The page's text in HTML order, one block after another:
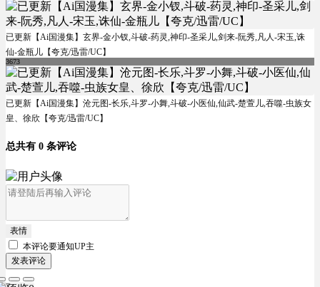
已更新【Ai国漫集】玄界-金小钗,斗破-药灵,神印-圣采儿,剑来-阮秀,凡人-宋玉,诛
仙-金瓶儿【夸克/迅雷/UC】
3673
已更新【Ai国漫集】沧元图-长乐,斗罗-小舞,斗破-小医仙,仙武-楚萱儿,吞噬-虫族女
皇、徐欣【夸克/迅雷/UC】
总共有 0 条评论
表情
本评论要通知UP主
发表评论